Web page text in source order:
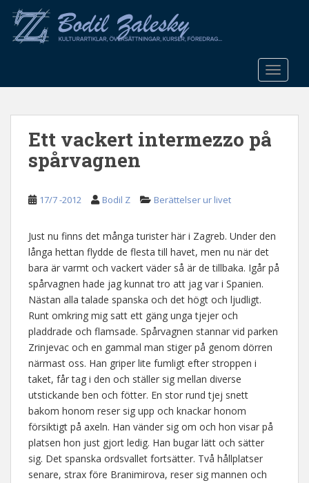
o
Ett vackert intermezzo på
spårvagnen
17/7 -2012 Bodil Z Berättelser ur livet
Just nu finns det många turister här i Zagreb. Under den
långa hettan flydde de flesta till havet, men nu när det
bara är varmt och vackert väder så är de tillbaka. Igår på
spårvagnen hade jag kunnat tro att jag var i Spanien.
Nästan alla talade spanska och det högt och ljudligt.
Runt omkring mig satt ett gäng unga tjejer och
pladdrade och flamsade. Spårvagnen stannar vid parken
Zrinjevac och en gammal man stiger på genom dörren
närmast oss. Han griper lite fumligt efter stroppen i
taket, får tag i den och ställer sig mellan diverse
utstickande ben och fötter. En stor rund tjej snett
bakom honom reser sig upp och knackar honom
försiktigt på axeln. Han vänder sig om och hon visar på
platsen hon just gjort ledig. Han bugar lätt och sätter
sig. Det spanska ordsvallet fortsätter. Två hållplatser
senare, strax före Branimirova, reser sig mannen och